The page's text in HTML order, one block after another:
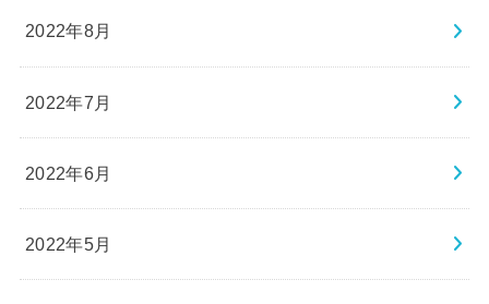
2022年8月
2022年7月
2022年6月
2022年5月